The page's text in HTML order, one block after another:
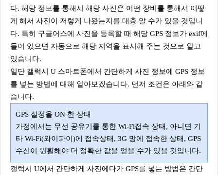
다. 해당 정보를 통해서 해당 사진은 어떤 장비를 통해서 어떻
게 해서 사진이 저렇게 나왔는지를 대충 알 수가 있을 것입니
다. 특히 구글어스에 사진을 등록할 때 해당 GPS 정보가 exif에
들어 있으면 자동으로 해당 지역을 표시해 주는 것으로 알고
있습니다.
일단 갤럭시 U 스마트폰에서 간단하게 사진 정보에 GPS 정보
를 넣는 방법에 대해 알아보겠습니다. 먼저 조건은 아래와 같
습니다.
GPS 설정을 ON 한 상태
가정에서는 무선 공유기를 통한 Wi-Fi접속 상태, 아니면 기
타 Wi-Fi(와이파이)에 접속상태, 3G 망에 접속한 상태, GPS
수신이 원활해야 더 정확한 값을 얻을 수가 있을 것입니다.
갤럭시 U에서 간단하게 사진에다가 GPS를 넣는 방법은 간단